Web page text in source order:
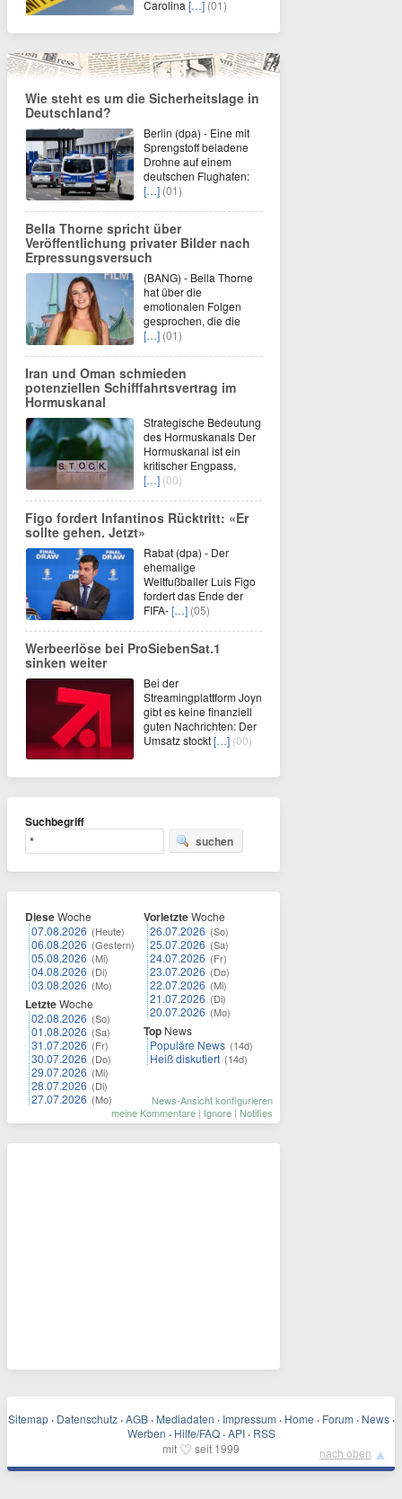
Carolina […] (01)
Wie steht es um die Sicherheitslage in
Deutschland?
Berlin (dpa) - Eine mit
Sprengstoff beladene
Drohne auf einem
deutschen Flughafen:
[…] (01)
Bella Thorne spricht über
Veröffentlichung privater Bilder nach
Erpressungsversuch
(BANG) - Bella Thorne
hat über die
emotionalen Folgen
gesprochen, die die
[…] (01)
Iran und Oman schmieden
potenziellen Schifffahrtsvertrag im
Hormuskanal
Strategische Bedeutung
des Hormuskanals Der
Hormuskanal ist ein
kritischer Engpass,
[…] (00)
Figo fordert Infantinos Rücktritt: «Er
sollte gehen. Jetzt»
Rabat (dpa) - Der
ehemalige
Weltfußballer Luis Figo
fordert das Ende der
FIFA-[…] (05)
Werbeerlöse bei ProSiebenSat.1
sinken weiter
Bei der
Streamingplattform Joyn
gibt es keine finanziell
guten Nachrichten: Der
Umsatz stockt[…] (00)
Suchbegriff
suchen
DieseWoche
07.08.2026 (Heute)
06.08.2026 (Gestern)
05.08.2026 (Mi)
04.08.2026 (Di)
03.08.2026 (Mo)
LetzteWoche
02.08.2026 (So)
01.08.2026 (Sa)
31.07.2026 (Fr)
30.07.2026 (Do)
29.07.2026 (Mi)
28.07.2026 (Di)
27.07.2026 (Mo)
VorletzteWoche
26.07.2026 (So)
25.07.2026 (Sa)
24.07.2026 (Fr)
23.07.2026 (Do)
22.07.2026 (Mi)
21.07.2026 (Di)
20.07.2026 (Mo)
Top News
Populäre News (14d)
Heiß diskutiert (14d)
News-Ansicht konfigurieren
meine Kommentare | Ignore | Notifies
Sitemap · Datenschutz · AGB · Mediadaten · Impressum · Home · Forum · News ·
Werben · Hilfe/FAQ · API · RSS
mit ♡ seit 1999 nach oben ▲